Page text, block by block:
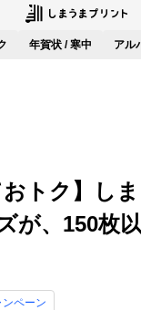
年賀状 / 寒中 アル
おトク】し
が、150枚
ンペーン